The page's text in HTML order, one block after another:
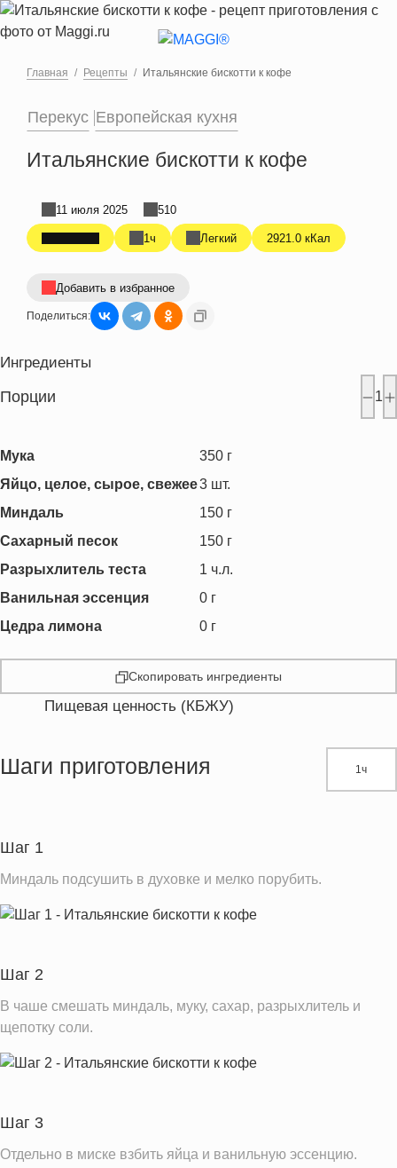
Перейти к основному содержанию
Главная Рецепты Итальянские бискотти к кофе
Перекус Европейская кухня
Итальянские бискотти к кофе
1ч Легкий 2921.0 кКал
11 июля 2025 510
Добавить в избранное
Поделиться:
Ингредиенты
Порции 1
Мука 350 г
Яйцо, целое, сырое, свежее3 шт.
Миндаль
150 г
Сахарный песок
150 г
Разрыхлитель теста
1 ч.л.
Ванильная эссенция
0 г
Цедра лимона
0 г
Скопировать ингредиенты
Пищевая ценность (КБЖУ)
Жиры
Пищевые волокна
Натрий
Насыщенные жиры
Добавленный сахар
3.1 ч.л.
Информация для одной порции
Шаги приготовления 1ч
Шаг 1
Миндаль подсушить в духовке и мелко порубить.
Шаг 2
В чаше смешать миндаль, муку, сахар, разрыхлитель и
щепотку соли.
Шаг 3
Отдельно в миске взбить яйца и ванильную эссенцию.